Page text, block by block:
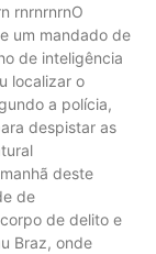
rnrnrnrnO
um mandado de
de inteligência
localizar o
a polícia,
despistar as
deste
de
de delito e
Braz, onde